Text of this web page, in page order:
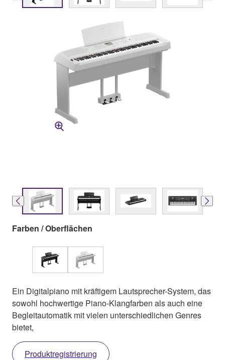
Farben / Oberflächen
Ein Digitalpiano mit kräftigem Lautsprecher-System, das
sowohl hochwertige Piano-Klangfarben als auch eine
Begleitautomatik mit vielen unterschiedlichen Genres
bietet,
Produktregistrierung